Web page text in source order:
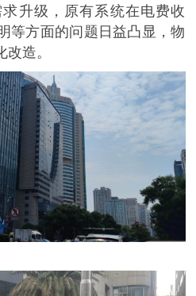
升级，原有系统在电费收
等方面的问题日益凸显，物
造。